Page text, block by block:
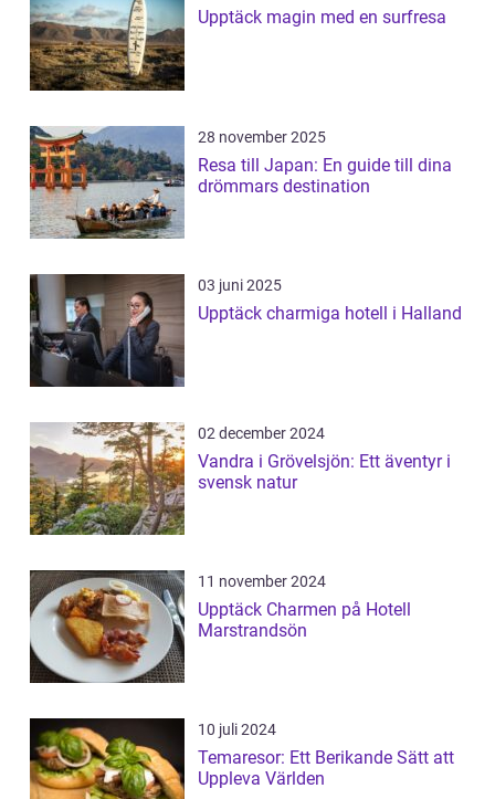
Upptäck magin med en surfresa
28 november 2025
Resa till Japan: En guide till dina
drömmars destination
03 juni 2025
Upptäck charmiga hotell i Halland
02 december 2024
Vandra i Grövelsjön: Ett äventyr i
svensk natur
11 november 2024
Upptäck Charmen på Hotell
Marstrandsön
10 juli 2024
Temaresor: Ett Berikande Sätt att
Uppleva Världen